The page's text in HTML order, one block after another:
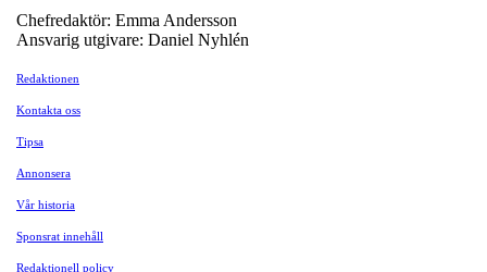
Chefredaktör: Emma Andersson
Ansvarig utgivare: Daniel Nyhlén
Redaktionen
Kontakta oss
Tipsa
Annonsera
Vår historia
Sponsrat innehåll
Redaktionell policy